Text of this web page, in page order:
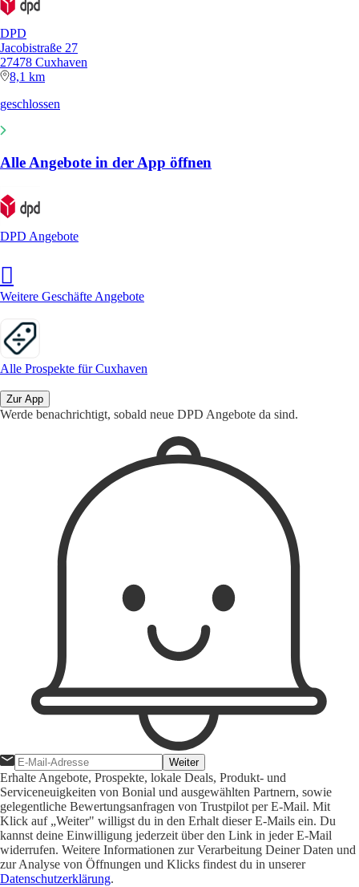
DPD
Jacobistraße 27
27478 Cuxhaven
8,1 km
geschlossen
Alle Angebote in der App öffnen
DPD Angebote
Weitere Geschäfte Angebote
Alle Prospekte für Cuxhaven
Zur App
Werde benachrichtigt, sobald neue DPD Angebote da sind.
Weiter
Erhalte Angebote, Prospekte, lokale Deals, Produkt- und
Serviceneuigkeiten von Bonial und ausgewählten Partnern, sowie
gelegentliche Bewertungsanfragen von Trustpilot per E-Mail. Mit
Klick auf „Weiter" willigst du in den Erhalt dieser E-Mails ein. Du
kannst deine Einwilligung jederzeit über den Link in jeder E-Mail
widerrufen. Weitere Informationen zur Verarbeitung Deiner Daten und
zur Analyse von Öffnungen und Klicks findest du in unserer
Datenschutzerklärung.